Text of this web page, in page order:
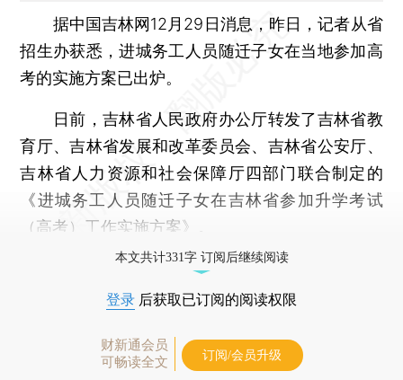
据中国吉林网12月29日消息，昨日，记者从省
招生办获悉，进城务工人员随迁子女在当地参加高
考的实施方案已出炉。
日前，吉林省人民政府办公厅转发了吉林省教
育厅、吉林省发展和改革委员会、吉林省公安厅、
吉林省人力资源和社会保障厅四部门联合制定的
《进城务工人员随迁子女在吉林省参加升学考试
（高考）工作实施方案》。
本文共计331字 订阅后继续阅读
登录 后获取已订阅的阅读权限
财新通会员
可畅读全文
订阅/会员升级